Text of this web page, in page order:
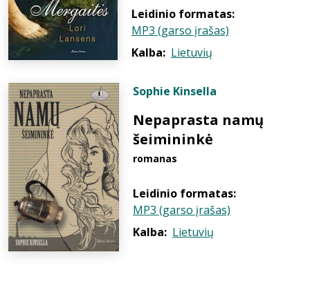
Leidinio formatas:
MP3 (garso įrašas)
Kalba: Lietuvių
Sophie Kinsella
Nepaprasta namų
šeimininkė
romanas
Leidinio formatas:
MP3 (garso įrašas)
Kalba: Lietuvių